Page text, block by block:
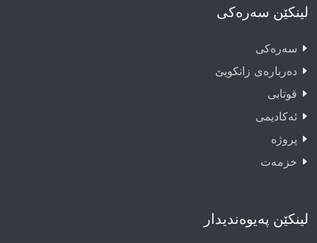
لینکێن سەرەکی
سەرەکى
دەربارەى زانکویێ
قوتابى
ئەکادیمى
پروژە
خزمەت
لینکێن پەیوەندیدار